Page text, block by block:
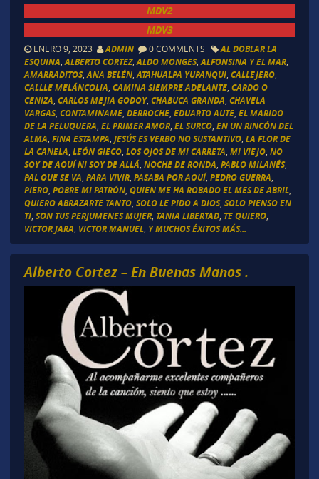
MDV2
MDV3
ENERO 9, 2023 ADMIN 0 COMMENTS
AL DOBLAR LA
ESQUINA ALBERTO CORTEZ, ALDO MONGES, ALFONSINA Y EL MAR,
AMARRADITOS, ANA BELÉN, ATAHUALPA YUPANQUI, CALLEJERO,
CALLLE MELÁNCOLIA CAMINA SIEMPRE ADELANTE, CARDO O
CENIZA CARLOS MEJIA GODOY, CHABUCA GRANDA CHAVELA
VARGAS, CONTAMINAME, DERROCHE, EDUARTO AUTE, EL MARIDO
DE LA PELUQUERA EL PRIMER AMOR, EL SURCO, EN UN RINCÓN DEL
ALMA FINA ESTAMPA JESÚS ES VERBO NO SUSTANTIVO, LA FLOR DE
LA CANELA LEÓN GIECO, LOS OJOS DE MI CARRETA MI VIEJO, NO
SOY DE AQUÍ NI SOY DE ALLÁ NOCHE DE RONDA PABLO MILANÉS,
PAL QUE SE VA PARA VIVIR, PASABA POR AQUÍ, PEDRO GUERRA
PIERO, POBRE MI PATRÓN, QUIEN ME HA ROBADO EL MES DE ABRIL,
QUIERO ABRAZARTE TANTO, SOLO LE PIDO A DIOS, SOLO PIENSO EN
TI, SON TUS PERJUMENES MUJER, TANIA LIBERTAD, TE QUIERO,
VICTOR JARA VICTOR MANUEL, Y MUCHOS ÉXITOS MÁS...
Alberto Cortez – En Buenas Manos .